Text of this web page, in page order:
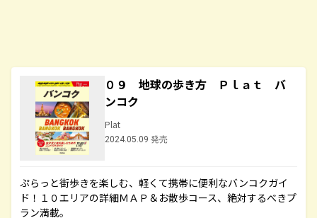
０９ 地球の歩き方 Ｐｌａｔ バ
ンコク
Plat
2024.05.09 発売
ぷらっと街歩きを楽しむ、軽くて携帯に便利なバンコクガイ
ド！１０エリアの詳細ＭＡＰ＆お散歩コース、絶対するべきプ
ラン満載。